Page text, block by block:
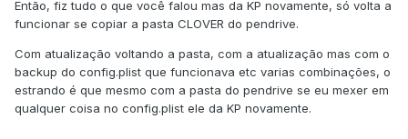
Então, fiz tudo o que você falou mas da KP novamente, só volta a
funcionar se copiar a pasta CLOVER do pendrive.
Com atualização voltando a pasta, com a atualização mas com o
backup do config.plist que funcionava etc varias combinações, o
estrando é que mesmo com a pasta do pendrive se eu mexer em
qualquer coisa no config.plist ele da KP novamente.